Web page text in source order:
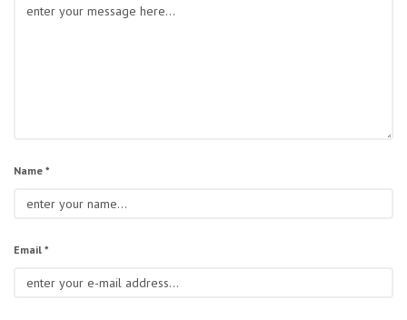
Name *
Email *